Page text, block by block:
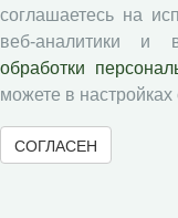
Вопросы
Социальное
Юный экономист
АгроЗооТехника
соглашаетесь на
веб-аналитики и
обработки
можете в настройках
СОГЛАСЕН